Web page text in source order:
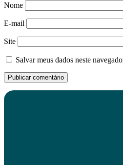
Nome
E-mail
Site
Salvar meus dados neste